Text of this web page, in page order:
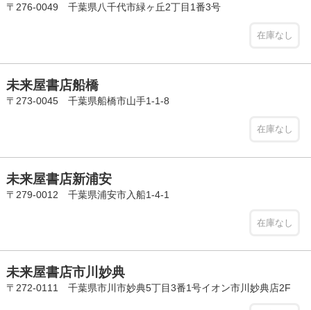
〒276-0049 千葉県八千代市緑ヶ丘2丁目1番3号
在庫なし
未来屋書店船橋
〒273-0045 千葉県船橋市山手1-1-8
在庫なし
未来屋書店新浦安
〒279-0012 千葉県浦安市入船1-4-1
在庫なし
未来屋書店市川妙典
〒272-0111 千葉県市川市妙典5丁目3番1号イオン市川妙典店2F